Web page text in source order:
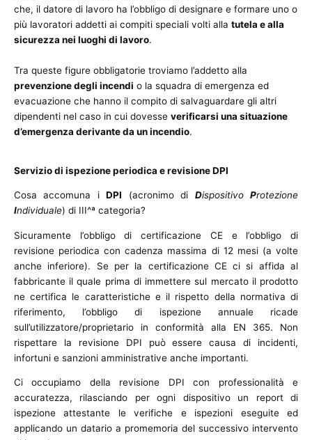
che, il datore di lavoro ha l’obbligo di designare e formare uno o
più lavoratori addetti ai compiti speciali volti alla tutela e alla
sicurezza nei luoghi di lavoro.
Tra queste figure obbligatorie troviamo l’addetto alla
prevenzione degli incendi o la squadra di emergenza ed
evacuazione che hanno il compito di salvaguardare gli altri
dipendenti nel caso in cui dovesse verificarsi una situazione
d’emergenza derivante da un incendio.
Servizio di ispezione periodica e revisione DPI
Cosa accomuna iDPI (acronimo di DispositivoProtezione
Individuale) di III^ª categoria?
Sicuramente l’obbligo di certificazione CE e l’obbligo di
revisione periodica con cadenza massima di 12 mesi (a volte
anche inferiore). Se per la certificazione CE ci si affida al
fabbricante il quale prima di immettere sul mercato il prodotto
ne certifica le caratteristiche e il rispetto della normativa di
riferimento, l’obbligo di ispezione annuale ricade
sull’utilizzatore/proprietario in conformità alla EN 365. Non
rispettare la revisione DPI può essere causa di incidenti,
infortuni e sanzioni amministrative anche importanti.
Ci occupiamo della revisione DPI con professionalità e
accuratezza, rilasciando per ogni dispositivo un report di
ispezione attestante le verifiche e ispezioni eseguite ed
applicando un datario a promemoria del successivo intervento